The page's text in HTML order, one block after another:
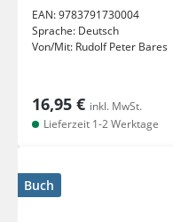
EAN:9783791730004
Sprache: Deutsch
Von/Mit: Rudolf Peter Bares
16,95 € inkl. MwSt.
Lieferzeit 1-2 Werktage
Buch